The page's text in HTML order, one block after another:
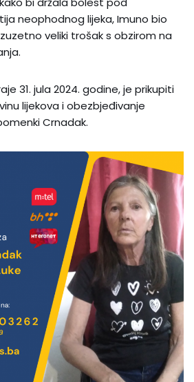
neophodnog lijeka, Imuno bio
veliki trošak s obzirom na
31. jula 2024. godine, je prikupiti
lijekova i obezbjeđivanje
Crnadak.